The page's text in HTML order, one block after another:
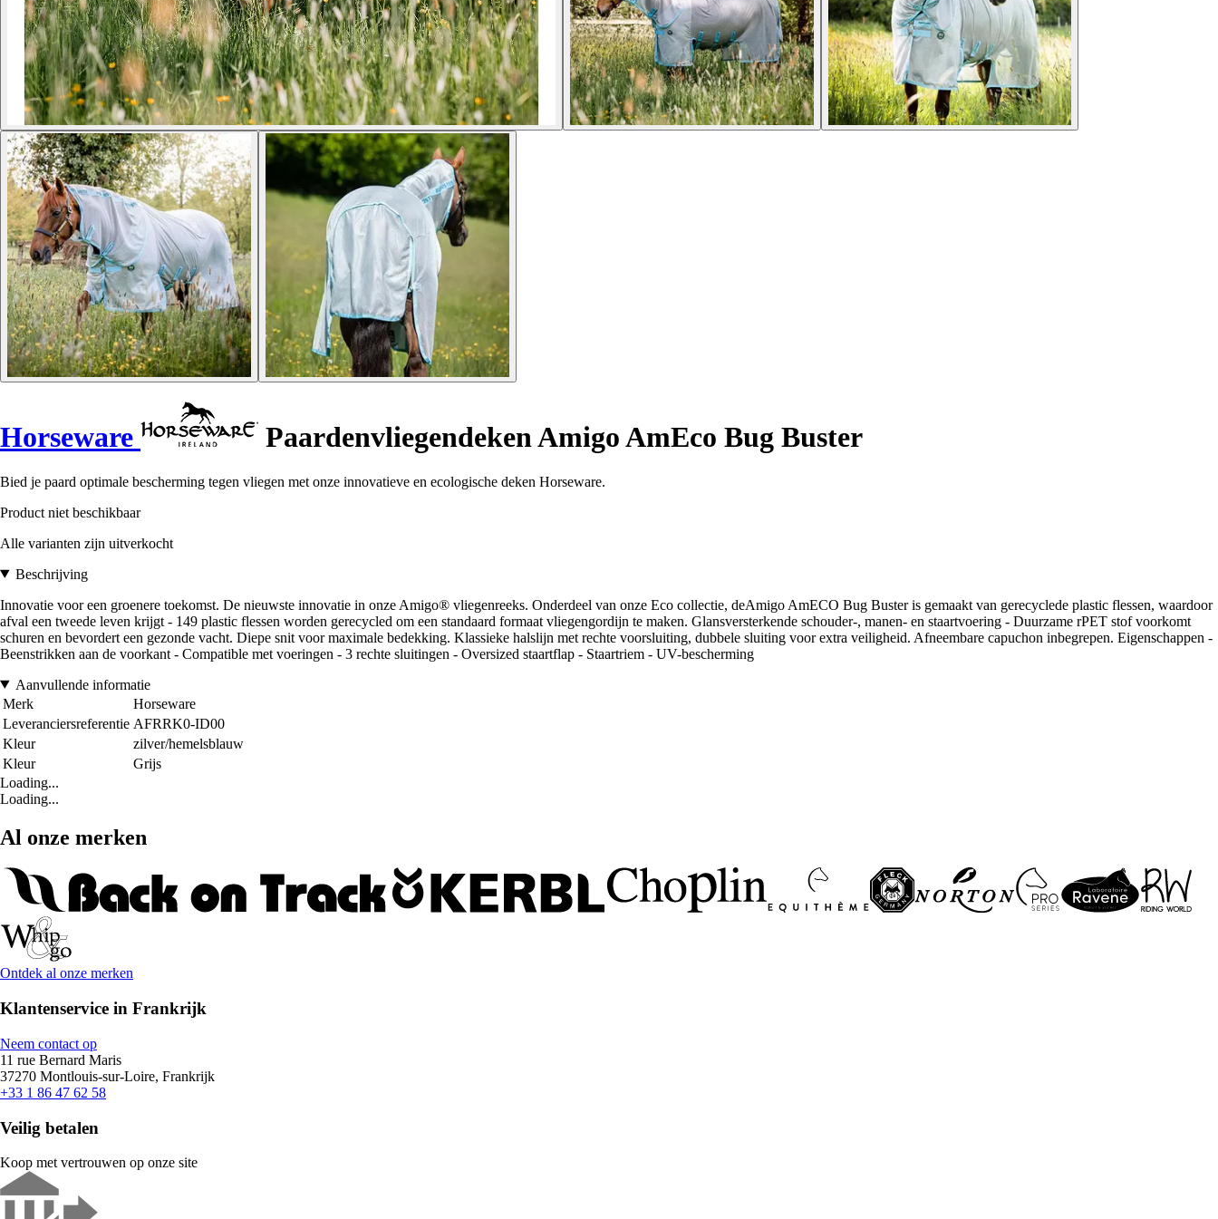
Horseware Paardenvliegendeken Amigo AmEco Bug Buster
Bied je paard optimale bescherming tegen vliegen met onze innovatieve en ecologische deken Horseware.
Product niet beschikbaar
Alle varianten zijn uitverkocht
Beschrijving
Innovatie voor een groenere toekomst. De nieuwste innovatie in onze Amigo® vliegenreeks. Onderdeel van onze Eco collectie, deAmigo AmECO Bug Buster is gemaakt van gerecyclede plastic flessen, waardoor
afval een tweede leven krijgt - 149 plastic flessen worden gerecycled om een standaard formaat vliegengordijn te maken. Glansversterkende schouder-, manen- en staartvoering - Duurzame rPET stof voorkomt
schuren en bevordert een gezonde vacht. Diepe snit voor maximale bedekking. Klassieke halslijn met rechte voorsluiting, dubbele sluiting voor extra veiligheid. Afneembare capuchon inbegrepen. Eigenschappen -
Beenstrikken aan de voorkant - Compatible met voeringen - 3 rechte sluitingen - Oversized staartflap - Staartriem - UV-bescherming
Aanvullende informatie
Merk
Horseware
Leveranciersreferentie AFRRK0-ID00
Kleur
zilver/hemelsblauw
Kleur
Grijs
Loading...
Loading...
Al onze merken
Ontdek al onze merken
Klantenservice in Frankrijk
Neem contact op
11 rue Bernard Maris
37270 Montlouis-sur-Loire, Frankrijk
+33 1 86 47 62 58
Veilig betalen
Koop met vertrouwen op onze site